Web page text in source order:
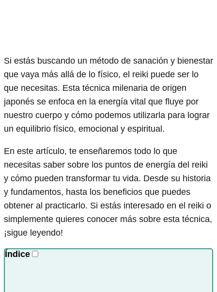
Si estás buscando un método de sanación y bienestar
que vaya más allá de lo físico, el reiki puede ser lo
que necesitas. Esta técnica milenaria de origen
japonés se enfoca en la energía vital que fluye por
nuestro cuerpo y cómo podemos utilizarla para lograr
un equilibrio físico, emocional y espiritual.
En este artículo, te enseñaremos todo lo que
necesitas saber sobre los puntos de energía del reiki
y cómo pueden transformar tu vida. Desde su historia
y fundamentos, hasta los beneficios que puedes
obtener al practicarlo. Si estás interesado en el reiki o
simplemente quieres conocer más sobre esta técnica,
¡sigue leyendo!
Índice